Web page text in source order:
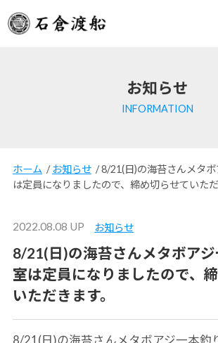
お知らせ
INFORMATION
ホーム / お知らせ/8/21(日)の海苔さんメタ
は定員になりましたので、締め切らせていただ
2022.08.08 UP お知らせ
8/21(日)の海苔さんメタボア
室は定員になりましたので、
いただきます。
8/21(日)の海苔さんメタボアジ一本釣